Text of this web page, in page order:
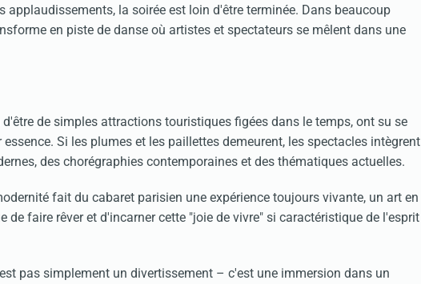
applaudissements, la soirée est loin d'être terminée. Dans beaucoup
en piste de danse où artistes et spectateurs se mêlent dans une
de simples attractions touristiques figées dans le temps, ont su se
Si les plumes et les paillettes demeurent, les spectacles intègrent
des chorégraphies contemporaines et des thématiques actuelles.
fait du cabaret parisien une expérience toujours vivante, un art en
de faire rêver et d'incarner cette "joie de vivre" si caractéristique de l'esprit
pas simplement un divertissement – c'est une immersion dans un